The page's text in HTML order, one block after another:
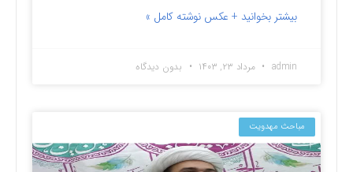
بیشتر بخوانید + عکس نوشته کامل »
admin مرداد ۲۳, ۱۴۰۳ بدون دیدگاه
مباحث مهدویت